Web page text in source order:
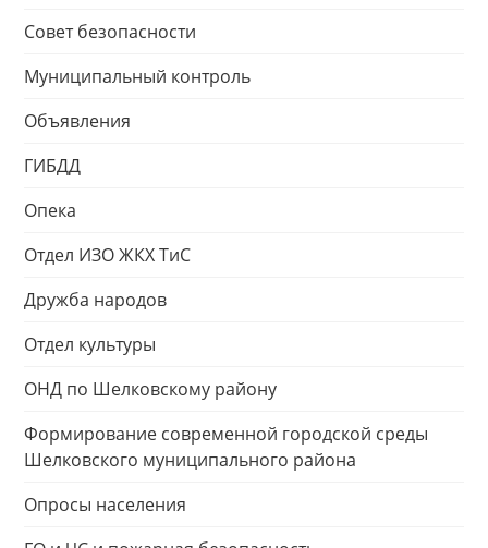
Совет безопасности
Муниципальный контроль
Объявления
ГИБДД
Опека
Отдел ИЗО ЖКХ ТиС
Дружба народов
Отдел культуры
ОНД по Шелковскому району
Формирование современной городской среды
Шелковского муниципального района
Опросы населения